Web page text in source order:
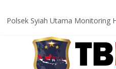
Lalu Lintas Aman dan Lancar
Polsek Syiah Utama Monitoring
Terdampak Bencana Tempati
Polsek Pintu Rime Gayo Pantau